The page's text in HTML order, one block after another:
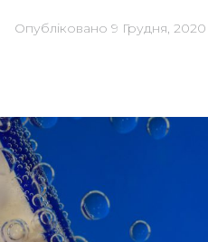
Опубліковано 9 Грудня, 2020